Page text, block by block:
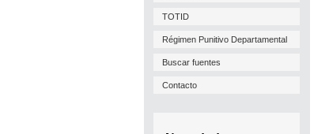
TOTID
Régimen Punitivo Departamental
Buscar fuentes
Contacto